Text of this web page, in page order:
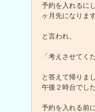
予約を入れるに
ヶ月先になります
と言われ、
「考えさせてく
と答えて帰りまし
午後２時台でした
予約を入れる前